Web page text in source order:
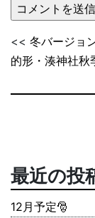
<< 冬バージョ
的形・湊神社秋
最近の投
12月予定🎅